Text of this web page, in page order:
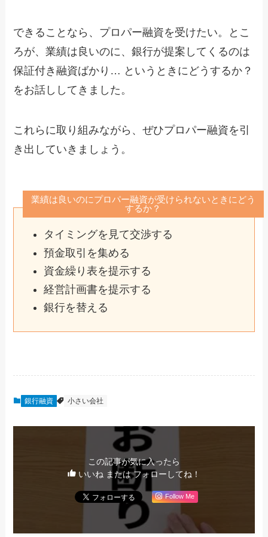
できることなら、プロパー融資を受けたい。とこ
ろが、業績は良いのに、銀行が提案してくるのは
保証付き融資ばかり… というときにどうするか？
をお話ししてきました。
これらに取り組みながら、ぜひプロパー融資を引
き出していきましょう。
業績は良いのにプロパー融資が受けられないときにどう
するか？
タイミングを見て交渉する
預金取引を集める
資金繰り表を提示する
経営計画書を提示する
銀行を替える
銀行融資 小さい会社
この記事が気に入ったら
いいね または フォローしてね！
Follow Me